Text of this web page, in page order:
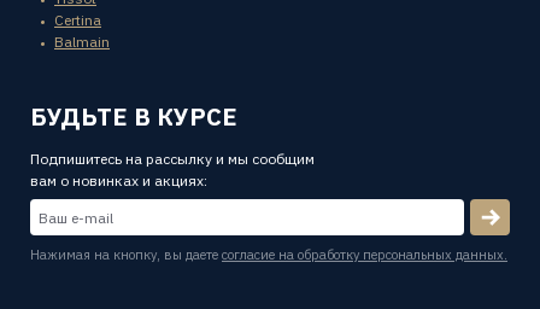
Certina
Balmain
БУДЬТЕ В КУРСЕ
Подпишитесь на рассылку и мы сообщим
вам о новинках и акциях:
Нажимая на кнопку, вы даете согласие на обработку персональных данных.